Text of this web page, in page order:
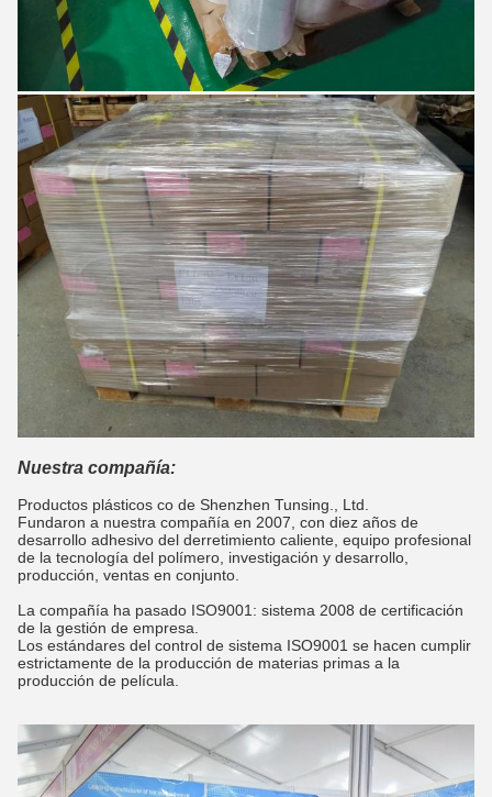
Nuestra compañía:
Productos plásticos co de Shenzhen Tunsing., Ltd.
Fundaron a nuestra compañía en 2007, con diez años de
desarrollo adhesivo del derretimiento caliente, equipo profesional
de la tecnología del polímero, investigación y desarrollo,
producción, ventas en conjunto.
La compañía ha pasado ISO9001: sistema 2008 de certificación
de la gestión de empresa.
Los estándares del control de sistema ISO9001 se hacen cumplir
estrictamente de la producción de materias primas a la
producción de película.